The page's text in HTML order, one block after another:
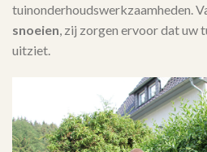
tuinonderhoudswerkzaamheden.
snoeien, zij zorgen ervoor dat uw
uitziet.